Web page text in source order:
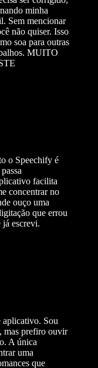
minha
Sem mencionar
não quiser. Isso
soa para outras
MUITO
o Speechify é
facilita
concentrar no
ouço uma
que errou
já escrevi.
aplicativo. Sou
mas prefiro ouvir
A única
uma
que